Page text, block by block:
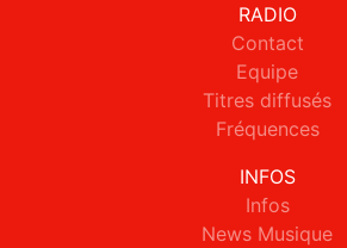
RADIO
Contact
Equipe
Titres diffusés
Fréquences
INFOS
Infos
News Musique